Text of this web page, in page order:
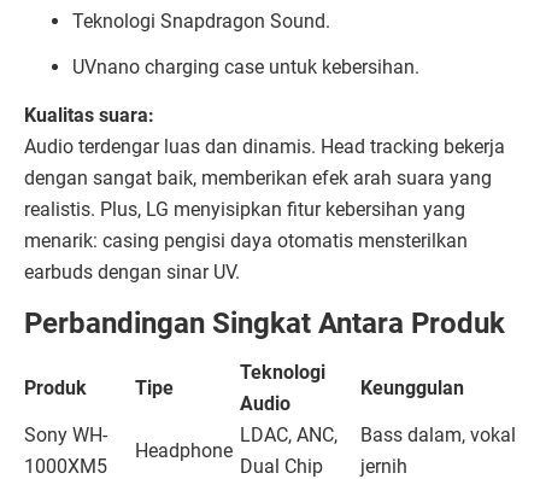
Teknologi Snapdragon Sound.
UVnano charging case untuk kebersihan.
Kualitas suara:
Audio terdengar luas dan dinamis. Head tracking bekerja
dengan sangat baik, memberikan efek arah suara yang
realistis. Plus, LG menyisipkan fitur kebersihan yang
menarik: casing pengisi daya otomatis mensterilkan
earbuds dengan sinar UV.
Perbandingan Singkat Antara Produk
Produk Tipe
Teknologi
Audio
Keunggulan
Sony WH-
1000XM5
Headphone
LDAC, ANC,
Dual Chip
Bass dalam, vokal
jernih